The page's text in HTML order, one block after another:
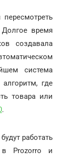
время
создавала
система
где
товара или
.
работать
в Prozorro и